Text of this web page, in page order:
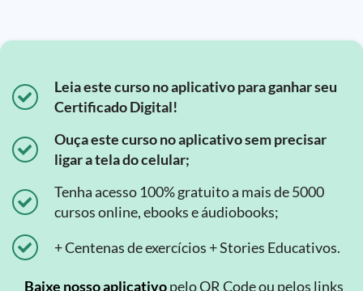
Leia este curso no aplicativo para ganhar seu
Certificado Digital!
Ouça este curso no aplicativo sem precisar
ligar a tela do celular;
Tenha acesso 100% gratuito a mais de 5000
cursos online, ebooks e áudiobooks;
+ Centenas de exercícios + Stories Educativos.
Baixe nosso aplicativopelo QR Code ou pelos links